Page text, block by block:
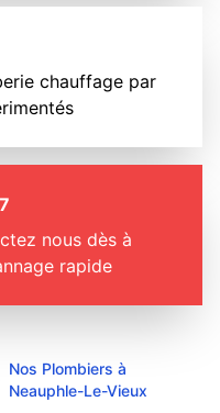
chauffage par
nous dès à
rapide
Nos Plombiers à
Neauphle-Le-Vieux